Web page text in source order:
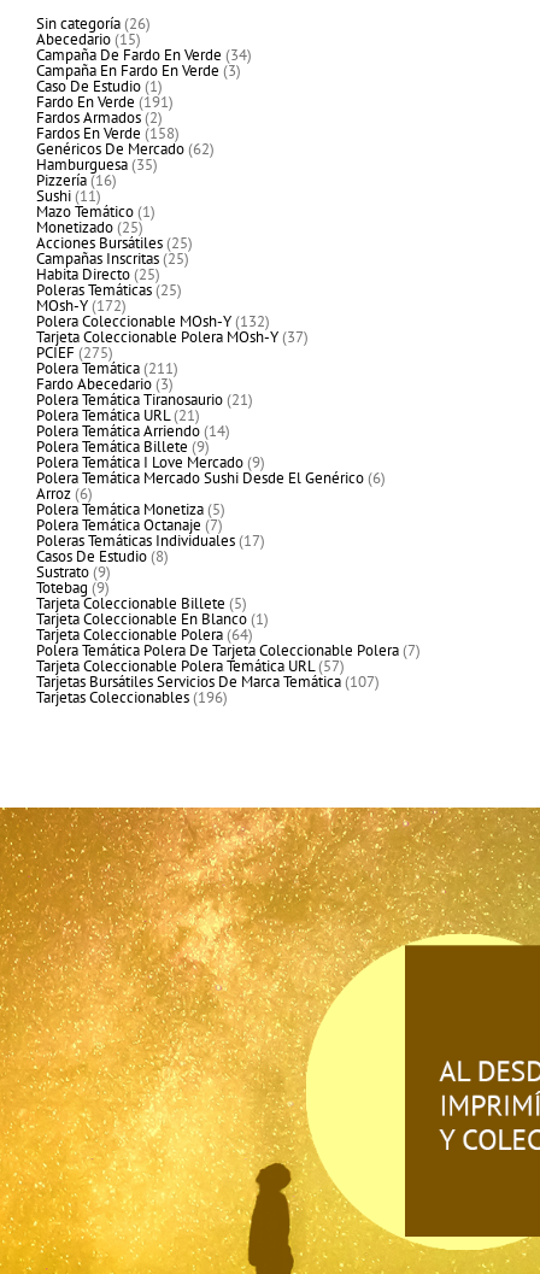
Sin categoría 2626
productos
Abecedario 1515
productos
Campaña De Fardo En Verde 3434
productos
Campaña En Fardo En Verde 33
productos
Caso De Estudio 11
producto
Fardo En Verde 191191
productos
Fardos Armados 22
productos
Fardos En Verde 158158
productos
Genéricos De Mercado 6262
productos
Hamburguesa 3535
productos
Pizzería 1616
productos
Sushi 1111
productos
Mazo Temático 11
producto
Monetizado 2525
productos
Acciones Bursátiles 2525
productos
Campañas Inscritas 2525
productos
Habita Directo 2525
productos
Poleras Temáticas 2525
productos
MOsh-Y 172172
productos
Polera Coleccionable MOsh-Y 132132
productos
Tarjeta Coleccionable Polera MOsh-Y 3737
productos
PCIEF 275275
productos
Polera Temática 211211
productos
Fardo Abecedario 33
productos
Polera Temática Tiranosaurio 2121
productos
Polera Temática URL 2121
productos
Polera Temática Arriendo 1414
productos
Polera Temática Billete 99
productos
Polera Temática I Love Mercado 99
productos
Polera Temática Mercado Sushi Desde El Genérico 66
productos
Arroz 66
productos
Polera Temática Monetiza 55
productos
Polera Temática Octanaje 77
productos
Poleras Temáticas Individuales 1717
productos
Casos De Estudio 88
productos
Sustrato 99
productos
Totebag 99
productos
Tarjeta Coleccionable Billete 55
productos
Tarjeta Coleccionable En Blanco 11
producto
Tarjeta Coleccionable Polera 6464
productos
Polera Temática Polera De Tarjeta Coleccionable Polera 77
productos
Tarjeta Coleccionable Polera Temática URL 5757
productos
Tarjetas Bursátiles Servicios De Marca Temática 107107
productos
Tarjetas Coleccionables 196196
productos